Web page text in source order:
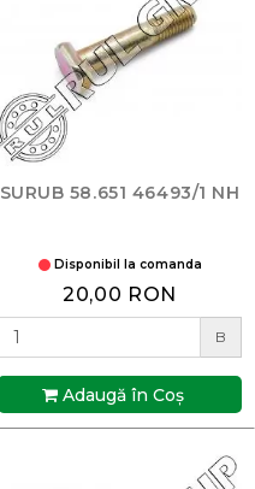
SURUB 58.651 46493/1 NH
Disponibil la comanda
20,00 RON
B
Adaugă în Coş